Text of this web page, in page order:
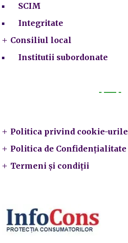
SCIM
Integritate
Consiliul local
Institutii subordonate
Politica privind cookie-urile
Politica de Confidențialitate
Termeni și condiții